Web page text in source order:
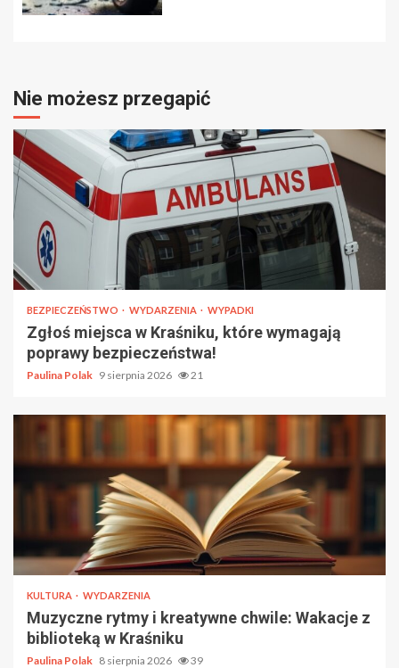
Nie możesz przegapić
BEZPIECZEŃSTWO WYDARZENIA WYPADKI
Zgłoś miejsca w Kraśniku, które wymagają
poprawy bezpieczeństwa!
Paulina Polak 9 sierpnia 2026 21
KULTURA WYDARZENIA
Muzyczne rytmy i kreatywne chwile: Wakacje z
biblioteką w Kraśniku
Paulina Polak 8 sierpnia 2026 39